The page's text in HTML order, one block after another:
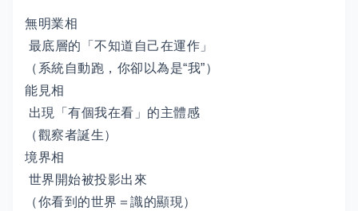
無明業相
最底層的「不知道自己在運作」
（系統自動跑，你卻以為是“我”）
能見相
出現「有個我在看」的主體感
（觀察者誕生）
境界相
世界開始被投影出來
（你看到的世界＝識的顯現）